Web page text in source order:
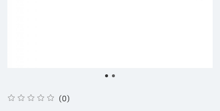
(0)